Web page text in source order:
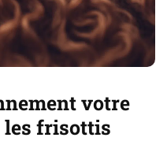
votre
les frisottis